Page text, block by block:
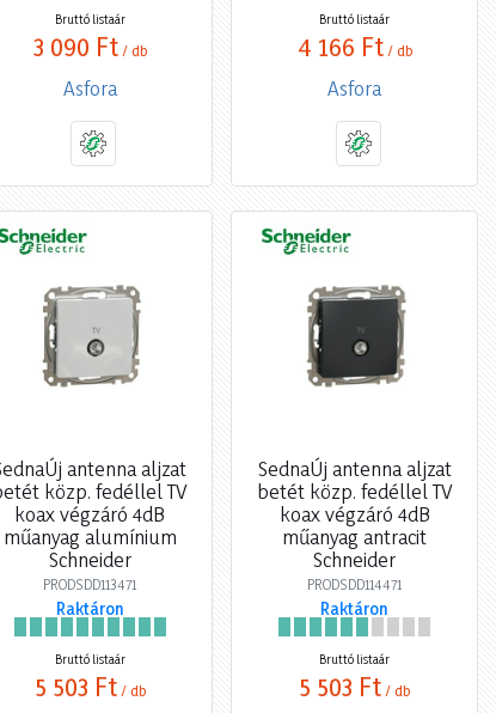
Bruttó listaár
3 090 Ft / db
Asfora
Bruttó listaár
4 166 Ft / db
Asfora
antenna aljzat
közp. fedéllel TV
koax végzáró 4dB
műanyag alumínium
Schneider
PRODSDD113471
Raktáron
Bruttó listaár
5 503 Ft / db
SednaÚj antenna aljzat
betét közp. fedéllel TV
koax végzáró 4dB
műanyag antracit
Schneider
PRODSDD114471
Raktáron
Bruttó listaár
5 503 Ft / db